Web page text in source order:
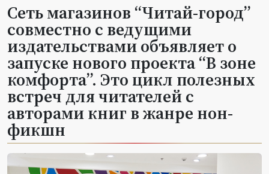
Сеть магазинов “Читай-город”
совместно с ведущими
издательствами объявляет о
запуске нового проекта “В зоне
комфорта”. Это цикл полезных
встреч для читателей с
авторами книг в жанре нон-
фикшн